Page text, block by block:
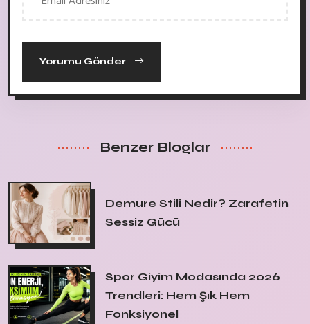
Yorumu Gönder
Benzer Bloglar
Demure Stili Nedir? Zarafetin
Sessiz Gücü
Spor Giyim Modasında 2026
Trendleri: Hem Şık Hem
Fonksiyonel